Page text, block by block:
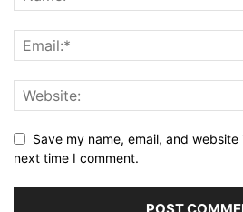
Save my name, email, and
next time I comment.